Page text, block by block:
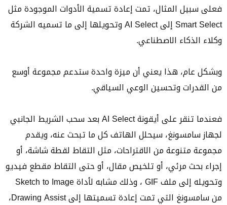
فعلى سبيل المثال، تمت إعادة تسمية الأدوات الموجودة مثل
Smart Select إلى AI Select وتحويلها إلى ما تسميه الشركة
وكلاء الذكاء الاصطناعي.
وبشكل عام، هذا يعني أن ميزة واحدة ستدعم مجموعة أوسع
من القدرات وتحسين الوعي السياقي.
فعندما تنقر على أيقونة AI Select بعد سحب الشريط الجانبي
لجهاز سامسونغ، سيحلل الهاتف كل ما تبحث عنه، ويقدم
مجموعة متنوعة من الاقتراحات، مثل التقاط لقطة شاشة، أو
إجراء بحث مرئي، أو تلخيص مقال، أو حتى التقاط مقطع فيديو
وتحويله إلى ملف GIF ، وذلك مشابه لأداة Sketch to Image
من سامسونغ التي تمت إعادة تسميتها إلى Drawing Assist،